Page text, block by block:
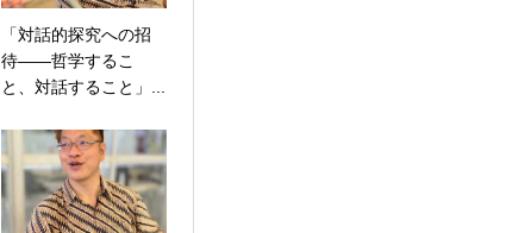
「対話的探究への招
待――哲学するこ
と、対話すること」...